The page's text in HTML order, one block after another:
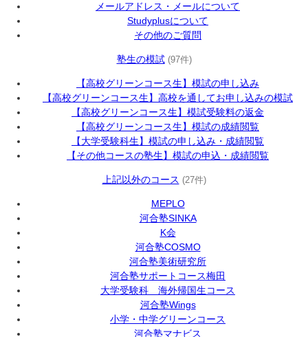
メールアドレス・メールについて
Studyplusについて
その他のご質問
塾生の模試 (97件)
【高校グリーンコース生】模試の申し込み
【高校グリーンコース生】高校を通してお申し込みの模試
【高校グリーンコース生】模試受験料の返金
【高校グリーンコース生】模試の成績閲覧
【大学受験科生】模試の申し込み・成績閲覧
【その他コースの塾生】模試の申込・成績閲覧
上記以外のコース (27件)
MEPLO
河合塾SINKA
K会
河合塾COSMO
河合塾美術研究所
河合塾サポートコース梅田
大学受験科 海外帰国生コース
河合塾Wings
小学・中学グリーンコース
河合塾マナビス